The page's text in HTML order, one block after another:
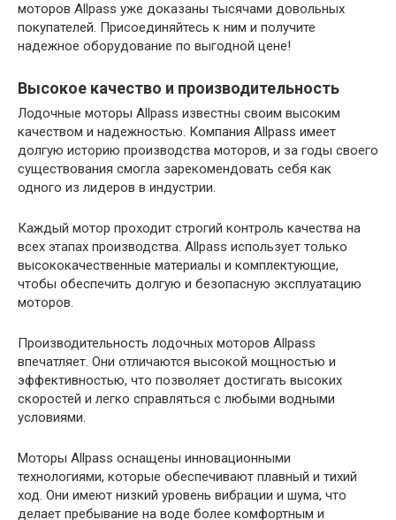
моторов Allpass уже доказаны тысячами довольных
покупателей. Присоединяйтесь к ним и получите
надежное оборудование по выгодной цене!
Высокое качество и производительность
Лодочные моторы Allpass известны своим высоким
качеством и надежностью. Компания Allpass имеет
долгую историю производства моторов, и за годы своего
существования смогла зарекомендовать себя как
одного из лидеров в индустрии.
Каждый мотор проходит строгий контроль качества на
всех этапах производства. Allpass использует только
высококачественные материалы и комплектующие,
чтобы обеспечить долгую и безопасную эксплуатацию
моторов.
Производительность лодочных моторов Allpass
впечатляет. Они отличаются высокой мощностью и
эффективностью, что позволяет достигать высоких
скоростей и легко справляться с любыми водными
условиями.
Моторы Allpass оснащены инновационными
технологиями, которые обеспечивают плавный и тихий
ход. Они имеют низкий уровень вибрации и шума, что
делает пребывание на воде более комфортным и